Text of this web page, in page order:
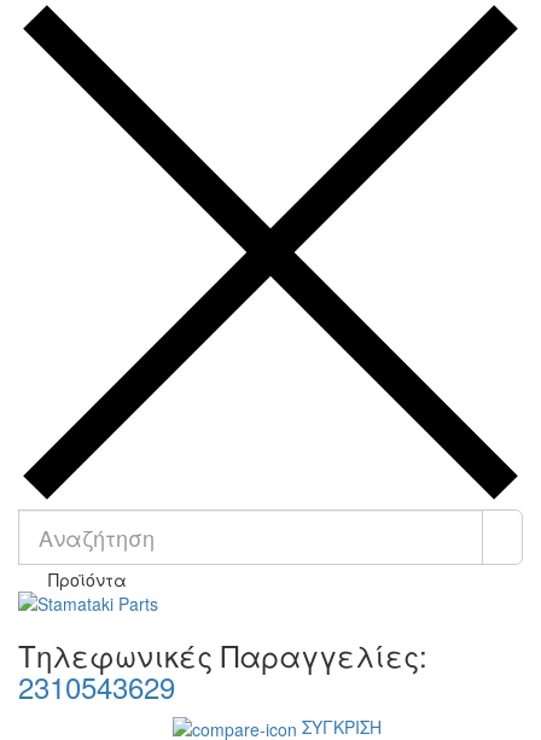
Προϊόντα
Τηλεφωνικές Παραγγελίες:
2310543629
ΣΥΓΚΡΙΣΗ